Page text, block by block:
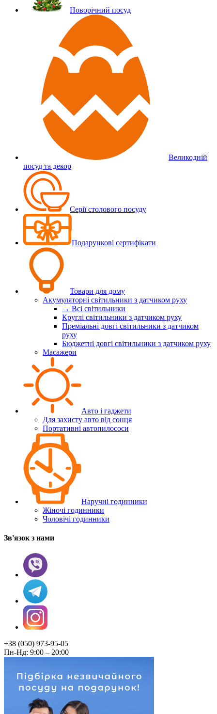
Новорічний посуд
Великодній
посуд та декор
Серії столового посуду
Подарункові сертифікати
Товари для дому
Акумуляторні світильники з датчиком руху
→ Всі світильники
Круглі світильники з датчиком руху
Преміальні довгі світильники з датчиком
руху
Бюджетні довгі світильники з датчиком руху
Масажери
Авто і гаджети
Для захисту авто від сонця
Портативні автопилососи
Наручні годинники
Жіночі годинники
Чоловічі годинники
Зв'язок з нами
+38 (050) 973-95-05
Пн-Нд: 9:00 – 20:00